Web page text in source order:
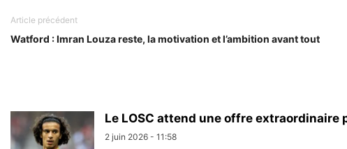
Article précédent
Watford : Imran Louza reste, la motivation et l’ambition avant tout
Le LOSC attend une offre extraordinaire
2 juin 2026 - 11:58